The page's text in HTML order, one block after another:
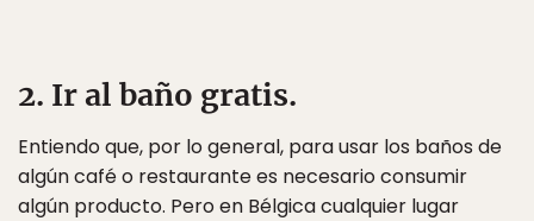
2. Ir al baño gratis.
Entiendo que, por lo general, para usar los baños de
algún café o restaurante es necesario consumir
algún producto. Pero en Bélgica cualquier lugar